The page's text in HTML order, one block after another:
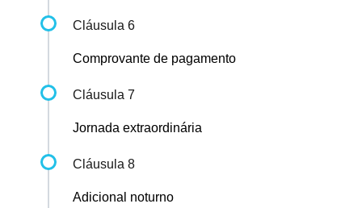
Cláusula 6
Comprovante de pagamento
Cláusula 7
Jornada extraordinária
Cláusula 8
Adicional noturno